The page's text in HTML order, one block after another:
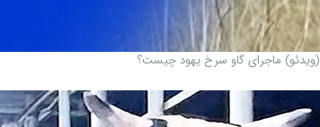
(ویدئو) ماجرای گاو سرخ یهود چیست؟